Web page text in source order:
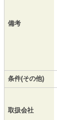
備考
条件(その他)
取扱会社